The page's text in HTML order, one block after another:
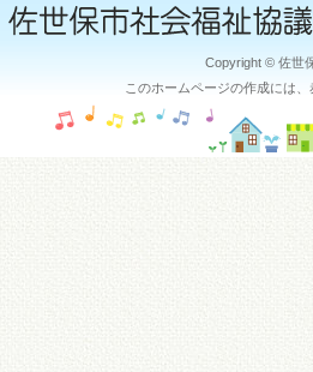
Copyright © 佐世
このホームページの作成には